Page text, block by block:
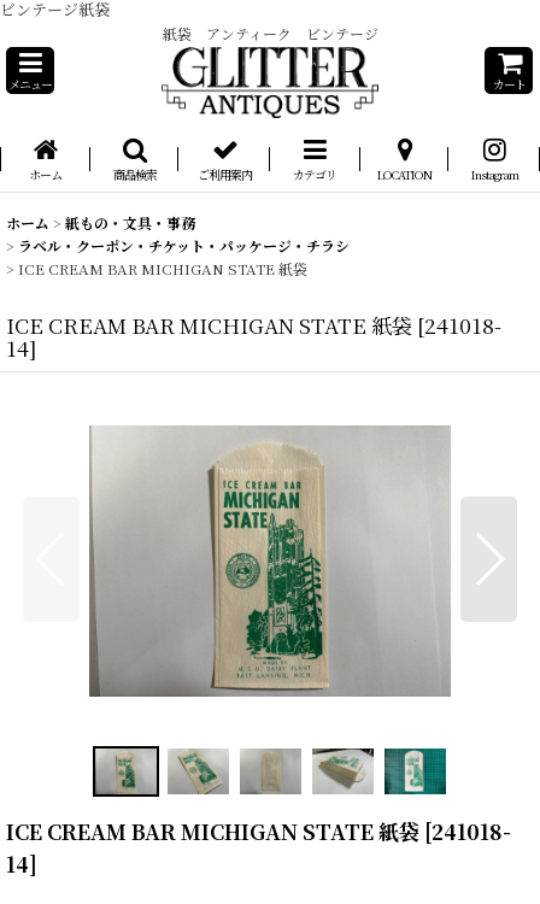
ビンテージ紙袋
紙袋 アンティーク ビンテージ
メニュー カート
ホーム 商品検索 ご利用案内 カテゴリ LOCATION Instagram
ホーム > 紙もの・文具・事務
> ラベル・クーポン・チケット・パッケージ・チラシ
> ICE CREAM BAR MICHIGAN STATE 紙袋
ICE CREAM BAR MICHIGAN STATE 紙袋 [241018-
14]
ICE CREAM BAR MICHIGAN STATE 紙袋 [241018-
14]